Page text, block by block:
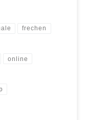
frechen
online